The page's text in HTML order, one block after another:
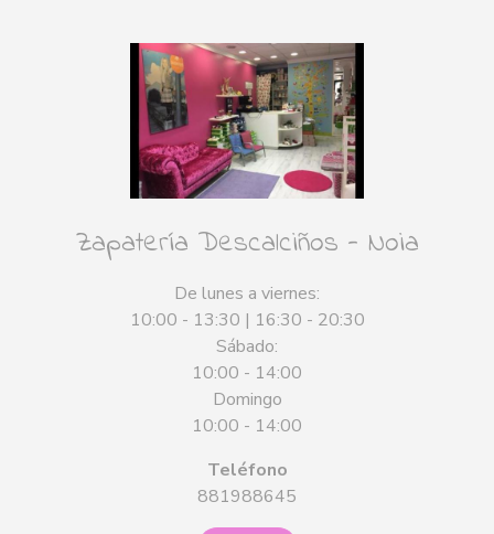
Zapatería Descalciños - Noia
De lunes a viernes:
10:00 - 13:30 | 16:30 - 20:30
Sábado:
10:00 - 14:00
Domingo
10:00 - 14:00
Teléfono
881988645